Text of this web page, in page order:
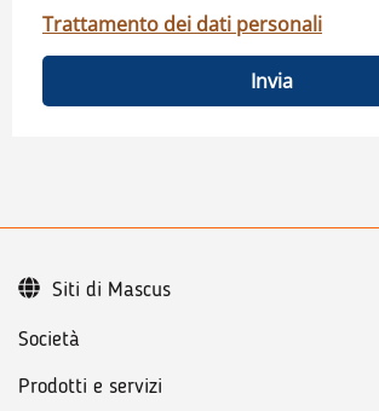
Trattamento dei dati personali
Invia
Società
Prodotti e servizi
Siti di Mascus